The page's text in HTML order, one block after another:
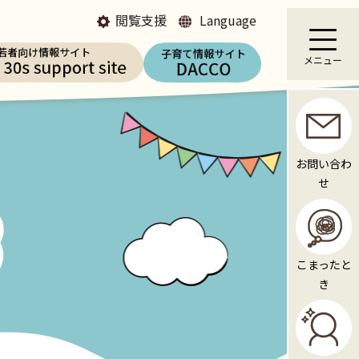
閲覧支援 Language
メニュー
お問い合わ
せ
こまったと
き